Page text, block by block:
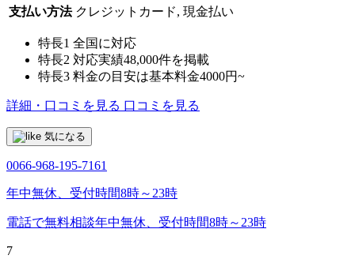
支払い方法 クレジットカード, 現金払い
特長1 全国に対応
特長2 対応実績48,000件を掲載
特長3 料金の目安は基本料金4000円~
詳細・口コミを見る 口コミを見る
気になる
0066-968-195-7161
年中無休、受付時間8時～23時
電話で無料相談年中無休、受付時間8時～23時
7